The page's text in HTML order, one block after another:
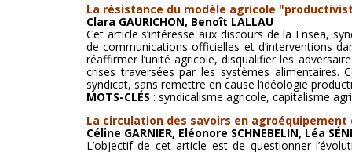
La résistance du modèle agricole
Clara GAURICHON, Benoît LALLAU
Cet article s’intéresse aux discours de la Fnsea,
de communications officielles et d’interventions
réaffirmer l’unité agricole, disqualifier les
crises traversées par les systèmes alimentaires.
syndicat, sans remettre en cause l’idéologie
MOTS-CLÉS : syndicalisme agricole, capitalisme
La circulation des savoirs en
Céline GARNIER, Eléonore SCHNEBELIN, Léa
L’objectif de cet article est de questionner